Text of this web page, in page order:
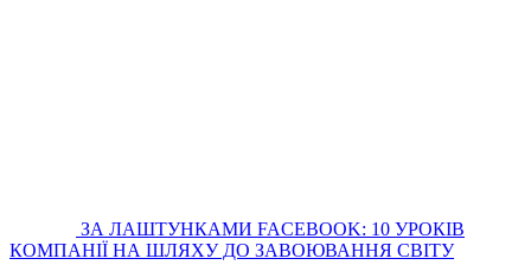
ЗА ЛАШТУНКАМИ FACEBOOK: 10 УРОКІВ
КОМПАНІЇ НА ШЛЯХУ ДО ЗАВОЮВАННЯ СВІТУ